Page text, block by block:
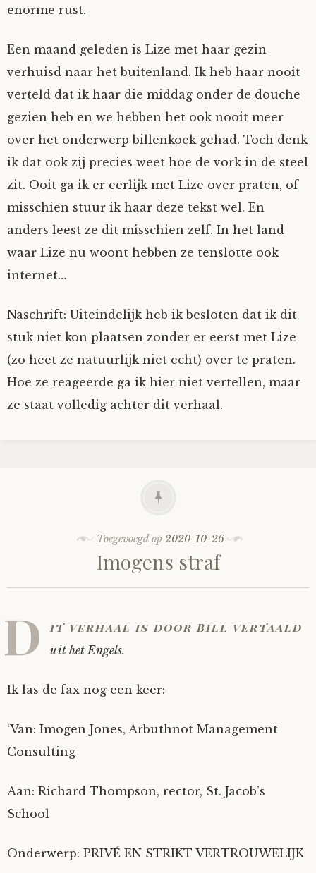
enorme rust.
Een maand geleden is Lize met haar gezin
verhuisd naar het buitenland. Ik heb haar nooit
verteld dat ik haar die middag onder de douche
gezien heb en we hebben het ook nooit meer
over het onderwerp billenkoek gehad. Toch denk
ik dat ook zij precies weet hoe de vork in de steel
zit. Ooit ga ik er eerlijk met Lize over praten, of
misschien stuur ik haar deze tekst wel. En
anders leest ze dit misschien zelf. In het land
waar Lize nu woont hebben ze tenslotte ook
internet…
Naschrift: Uiteindelijk heb ik besloten dat ik dit
stuk niet kon plaatsen zonder er eerst met Lize
(zo heet ze natuurlijk niet echt) over te praten.
Hoe ze reageerde ga ik hier niet vertellen, maar
ze staat volledig achter dit verhaal.
Toegevoegd op 2020-10-26
Imogens straf
D it verhaal is door Bill vertaald
uit het Engels.
Ik las de fax nog een keer:
‘Van: Imogen Jones, Arbuthnot Management
Consulting
Aan: Richard Thompson, rector, St. Jacob’s
School
Onderwerp: PRIVÉ EN STRIKT VERTROUWELIJK